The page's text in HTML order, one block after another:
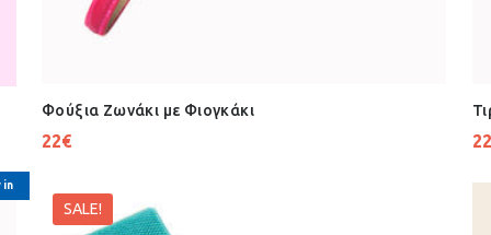
Φούξια Ζωνάκι με Φιογκάκι
22€ 22
SALE!
in